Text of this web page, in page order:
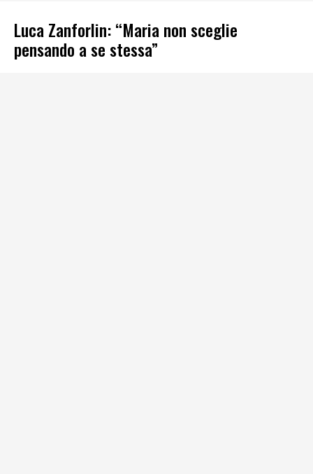
Luca Zanforlin: “Maria non sceglie
pensando a se stessa”